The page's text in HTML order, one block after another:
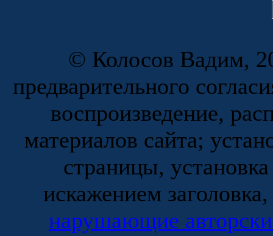
© Колосов Вадим,
предварительного
воспроизведение,
материалов сайта;
страницы,
искажением
нарушающие